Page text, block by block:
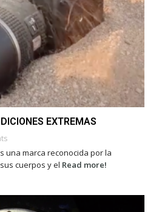
EXTREMAS
una marca reconocida por la
cuerpos y el Read more!